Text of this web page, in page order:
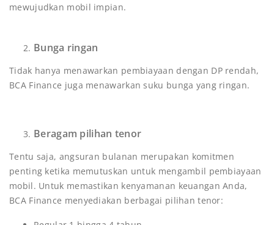
mewujudkan mobil impian.
Bunga ringan
Tidak hanya menawarkan pembiayaan dengan DP rendah,
BCA Finance juga menawarkan suku bunga yang ringan.
Beragam pilihan tenor
Tentu saja, angsuran bulanan merupakan komitmen
penting ketika memutuskan untuk mengambil pembiayaan
mobil. Untuk memastikan kenyamanan keuangan Anda,
BCA Finance menyediakan berbagai pilihan tenor: